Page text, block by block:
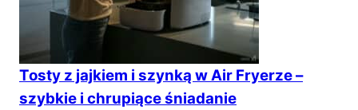
Tosty z jajkiem i szynką w Air Fryerze –
szybkie i chrupiące śniadanie